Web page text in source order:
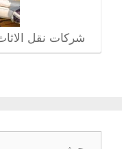
شركات نقل الاثاث